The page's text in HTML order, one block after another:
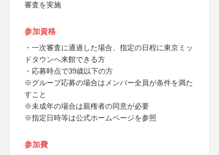
審査を実施
参加資格
・一次審査に通過した場合、指定の日程に東京ミッ
ドタウンへ来館できる方
・応募時点で39歳以下の方
※グループ応募の場合はメンバー全員が条件を満た
すこと
※未成年の場合は親権者の同意が必要
※指定日時等は公式ホームページを参照
参加費